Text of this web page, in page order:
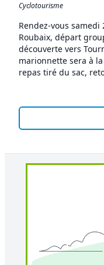
Cyclotourisme
Rendez-vous
Roubaix, départ
découverte vers
marionnette sera à
repas tiré du sac,